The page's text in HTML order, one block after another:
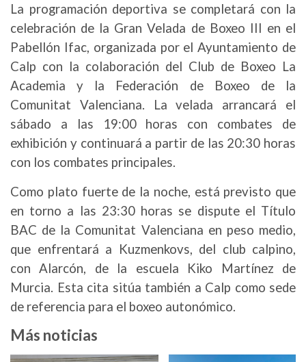
La programación deportiva se completará con la
celebración de la Gran Velada de Boxeo III en el
Pabellón Ifac, organizada por el Ayuntamiento de
Calp con la colaboración del Club de Boxeo La
Academia y la Federación de Boxeo de la
Comunitat Valenciana. La velada arrancará el
sábado a las 19:00 horas con combates de
exhibición y continuará a partir de las 20:30 horas
con los combates principales.
Como plato fuerte de la noche, está previsto que
en torno a las 23:30 horas se dispute el Título
BAC de la Comunitat Valenciana en peso medio,
que enfrentará a Kuzmenkovs, del club calpino,
con Alarcón, de la escuela Kiko Martínez de
Murcia. Esta cita sitúa también a Calp como sede
de referencia para el boxeo autonómico.
Más noticias